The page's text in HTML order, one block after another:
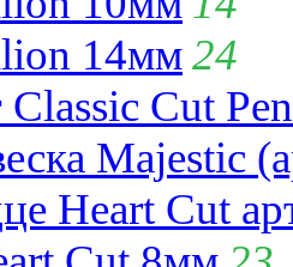
14мм24
Cut
Majestic
Heart Cut